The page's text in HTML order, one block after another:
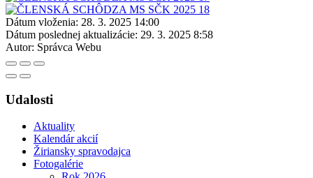
Dátum vloženia: 28. 3. 2025 14:00
Dátum poslednej aktualizácie: 29. 3. 2025 8:58
Autor: Správca Webu
Udalosti
Aktuality
Kalendár akcií
Žiriansky spravodajca
Fotogalérie